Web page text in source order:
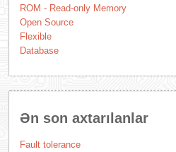
ROM - Read-only Memory
Open Source
Flexible
Database
Ən son axtarılanlar
Fault tolerance